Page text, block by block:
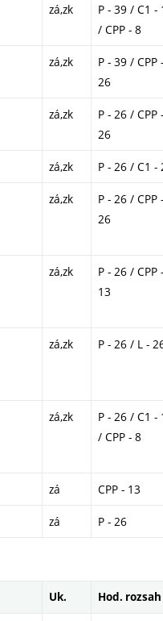
zá,zk
P - 39 / C1 -
/ CPP - 8
zá,zk
P - 39 / CPP -
26
zá,zk
P - 26 / CPP -
26
zá,zk P - 26 / C1 -
zá,zk
P - 26 / CPP -
26
zá,zk
P - 26 / CPP -
13
zá,zk P - 26 / L -
zá,zk
P - 26 / C1 -
/ CPP - 8
zá CPP - 13
zá P - 26
Uk. Hod. rozsah